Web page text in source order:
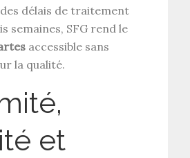
délais de traitement
semaines, SFG rend le
accessible sans
la qualité.
et